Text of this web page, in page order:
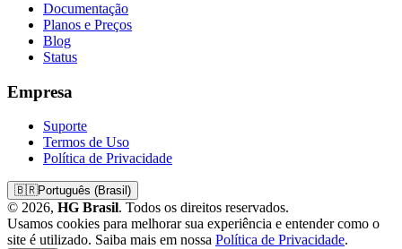
Documentação
Planos e Preços
Blog
Status
Empresa
Suporte
Termos de Uso
Política de Privacidade
🇧🇷Português (Brasil)
© 2026, HG Brasil. Todos os direitos reservados.
Usamos cookies para melhorar sua experiência e entender como o
site é utilizado. Saiba mais em nossa Política de Privacidade.